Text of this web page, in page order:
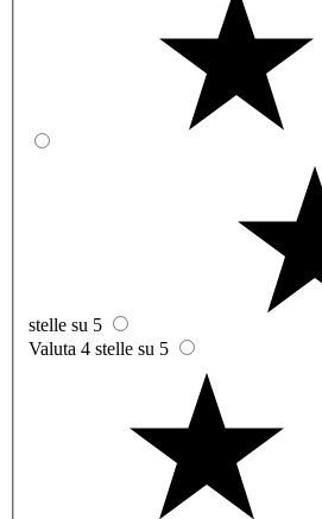
stelle su 5
Valuta 4 stelle su 5